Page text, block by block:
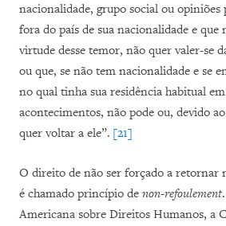
nacionalidade, grupo social ou opiniões
fora do país de sua nacionalidade e que
virtude desse temor, não quer valer-se
ou que, se não tem nacionalidade e se
no qual tinha sua residência habitual
acontecimentos, não pode ou, devido
quer voltar a ele”. [21]
O direito de não ser forçado a retornar
é chamado princípio de non-refoulement
Americana sobre Direitos Humanos, a